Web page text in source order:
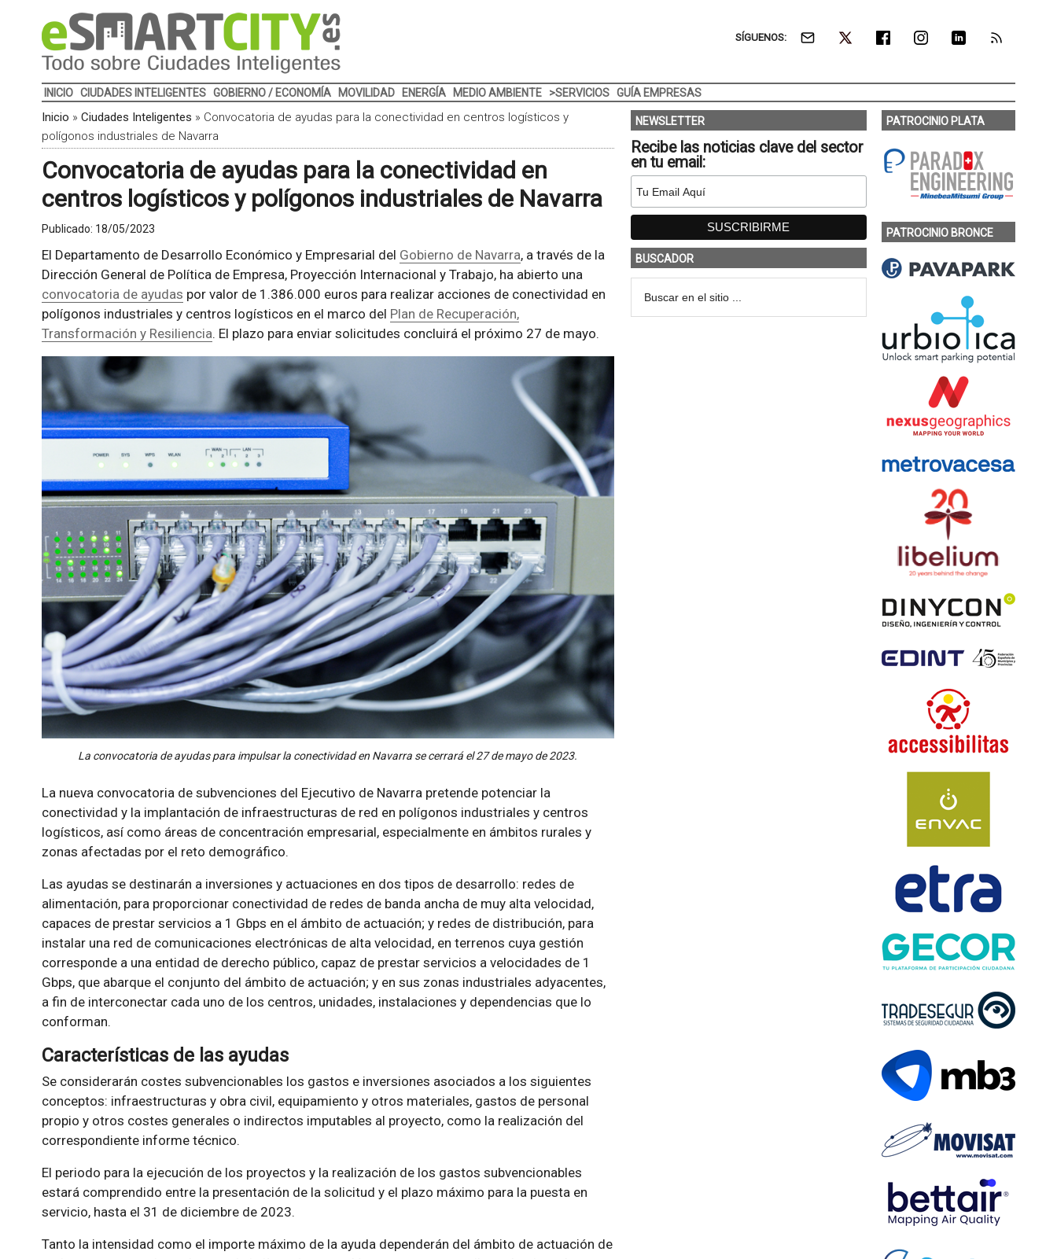
SÍGUENOS:
INICIO CIUDADES INTELIGENTES GOBIERNO / ECONOMÍA MOVILIDAD ENERGÍA MEDIO AMBIENTE >SERVICIOS GUÍA EMPRESAS
Inicio » Ciudades Inteligentes » Convocatoria de ayudas para la conectividad en centros logísticos y
polígonos industriales de Navarra
Convocatoria de ayudas para la conectividad en
centros logísticos y polígonos industriales de Navarra
Publicado: 18/05/2023
El Departamento de Desarrollo Económico y Empresarial del Gobierno de Navarra, a través de la
Dirección General de Política de Empresa, Proyección Internacional y Trabajo, ha abierto una
convocatoria de ayudas por valor de 1.386.000 euros para realizar acciones de conectividad en
polígonos industriales y centros logísticos en el marco del Plan de Recuperación,
Transformación y Resiliencia. El plazo para enviar solicitudes concluirá el próximo 27 de mayo.
La convocatoria de ayudas para impulsar la conectividad en Navarra se cerrará el 27 de mayo de 2023.
La nueva convocatoria de subvenciones del Ejecutivo de Navarra pretende potenciar la
conectividad y la implantación de infraestructuras de red en polígonos industriales y centros
logísticos, así como áreas de concentración empresarial, especialmente en ámbitos rurales y
zonas afectadas por el reto demográfico.
Las ayudas se destinarán a inversiones y actuaciones en dos tipos de desarrollo: redes de
alimentación, para proporcionar conectividad de redes de banda ancha de muy alta velocidad,
capaces de prestar servicios a 1 Gbps en el ámbito de actuación; y redes de distribución, para
instalar una red de comunicaciones electrónicas de alta velocidad, en terrenos cuya gestión
corresponde a una entidad de derecho público, capaz de prestar servicios a velocidades de 1
Gbps, que abarque el conjunto del ámbito de actuación; y en sus zonas industriales adyacentes,
a fin de interconectar cada uno de los centros, unidades, instalaciones y dependencias que lo
conforman.
Características de las ayudas
Se considerarán costes subvencionables los gastos e inversiones asociados a los siguientes
conceptos: infraestructuras y obra civil, equipamiento y otros materiales, gastos de personal
propio y otros costes generales o indirectos imputables al proyecto, como la realización del
correspondiente informe técnico.
El periodo para la ejecución de los proyectos y la realización de los gastos subvencionables
estará comprendido entre la presentación de la solicitud y el plazo máximo para la puesta en
servicio, hasta el 31 de diciembre de 2023.
Tanto la intensidad como el importe máximo de la ayuda dependerán del ámbito de actuación de
NEWSLETTER
Recibe las noticias clave del sector
en tu email:
BUSCADOR
PATROCINIO PLATA
PATROCINIO BRONCE